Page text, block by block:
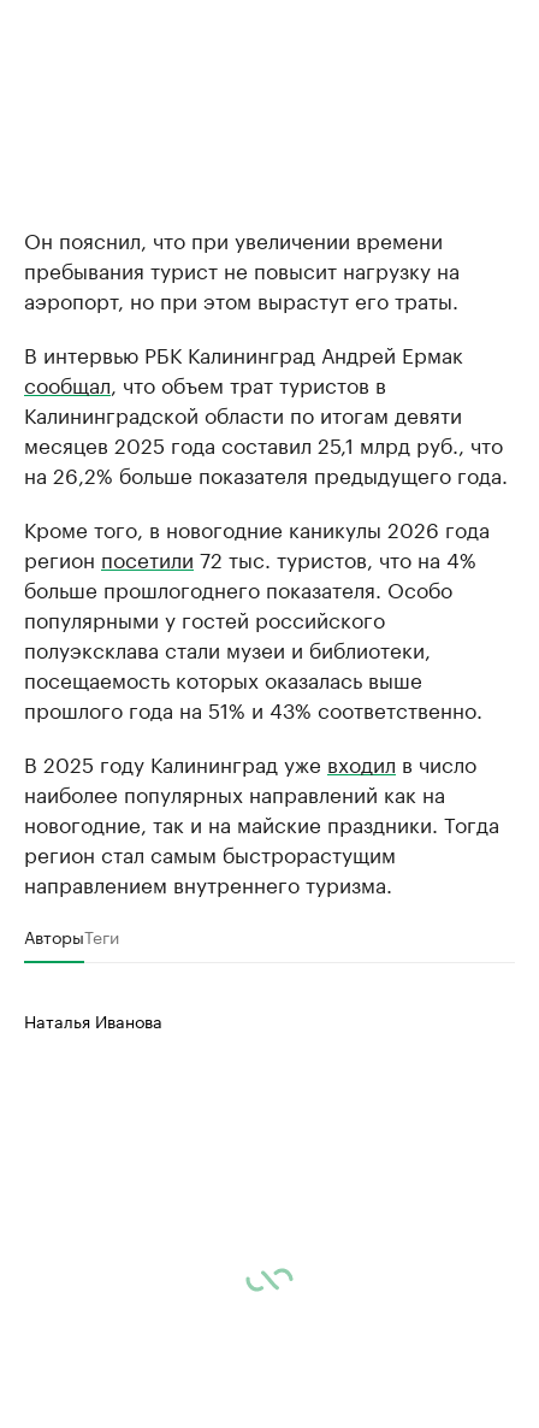
Он пояснил, что при увеличении времени
пребывания турист не повысит нагрузку на
аэропорт, но при этом вырастут его траты.
В интервью РБК Калининград Андрей Ермак
сообщал , что объем трат туристов в
Калининградской области по итогам девяти
месяцев 2025 года составил 25,1 млрд руб., что
на 26,2% больше показателя предыдущего года.
Кроме того, в новогодние каникулы 2026 года
регион посетили 72 тыс. туристов, что на 4%
больше прошлогоднего показателя. Особо
популярными у гостей российского
полуэксклава стали музеи и библиотеки,
посещаемость которых оказалась выше
прошлого года на 51% и 43% соответственно.
В 2025 году Калининград уже входил в число
наиболее популярных направлений как на
новогодние, так и на майские праздники. Тогда
регион стал самым быстрорастущим
направлением внутреннего туризма.
АвторыТеги
Наталья Иванова